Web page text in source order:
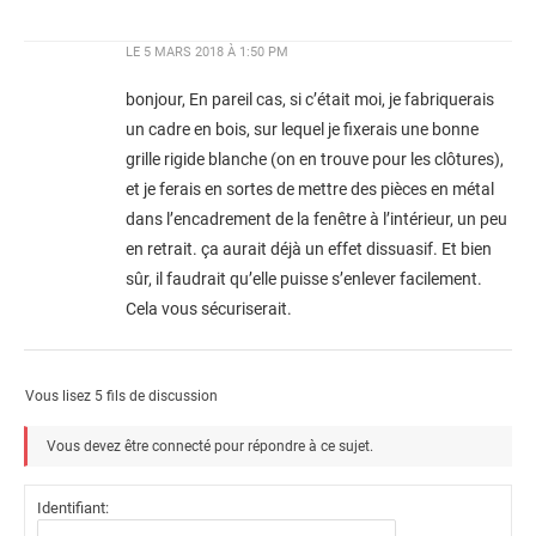
LE 5 MARS 2018 À 1:50 PM
bonjour, En pareil cas, si c’était moi, je fabriquerais
un cadre en bois, sur lequel je fixerais une bonne
grille rigide blanche (on en trouve pour les clôtures),
et je ferais en sortes de mettre des pièces en métal
dans l’encadrement de la fenêtre à l’intérieur, un peu
en retrait. ça aurait déjà un effet dissuasif. Et bien
sûr, il faudrait qu’elle puisse s’enlever facilement.
Cela vous sécuriserait.
Vous lisez 5 fils de discussion
Vous devez être connecté pour répondre à ce sujet.
Identifiant: